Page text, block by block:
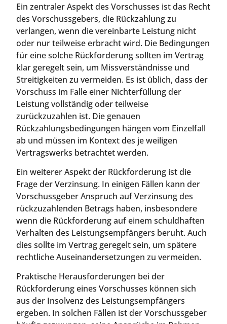
Ein zentraler Aspekt des Vorschusses ist das Recht
des Vorschussgebers, die Rückzahlung zu
verlangen, wenn die vereinbarte Leistung nicht
oder nur teilweise erbracht wird. Die Bedingungen
für eine solche Rückforderung sollten im Vertrag
klar geregelt sein, um Missverständnisse und
Streitigkeiten zu vermeiden. Es ist üblich, dass der
Vorschuss im Falle einer Nichterfüllung der
Leistung vollständig oder teilweise
zurückzuzahlen ist. Die genauen
Rückzahlungsbedingungen hängen vom Einzelfall
ab und müssen im Kontext des je weiligen
Vertragswerks betrachtet werden.
Ein weiterer Aspekt der Rückforderung ist die
Frage der Verzinsung. In einigen Fällen kann der
Vorschussgeber Anspruch auf Verzinsung des
rückzuzahlenden Betrags haben, insbesondere
wenn die Rückforderung auf einem schuldhaften
Verhalten des Leistungsempfängers beruht. Auch
dies sollte im Vertrag geregelt sein, um spätere
rechtliche Auseinandersetzungen zu vermeiden.
Praktische Herausforderungen bei der
Rückforderung eines Vorschusses können sich
aus der Insolvenz des Leistungsempfängers
ergeben. In solchen Fällen ist der Vorschussgeber